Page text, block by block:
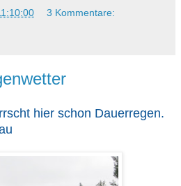
3 Kommentare:
hier schon Dauerregen.